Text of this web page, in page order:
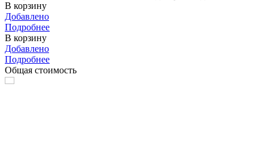
В корзину
Добавлено
Подробнее
В корзину
Добавлено
Подробнее
Общая стоимость